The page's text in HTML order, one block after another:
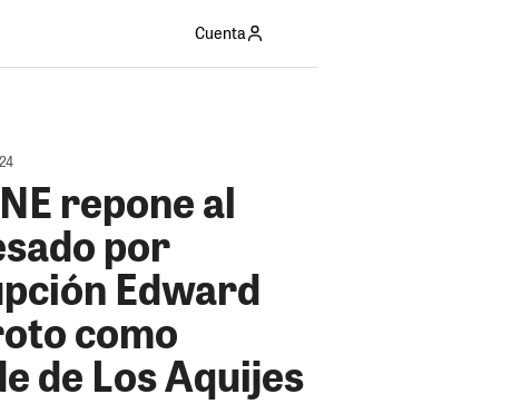
Cuenta
repone al
por
Edward
como
de Los Aquijes